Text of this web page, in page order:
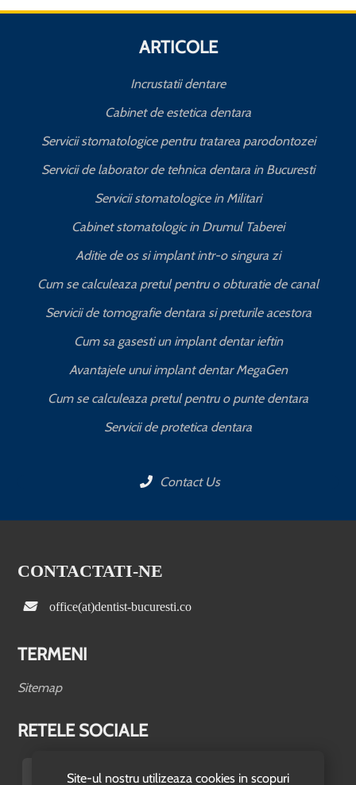
Site-ul nostru utilizeaza cookies in scopuri
ARTICOLE
Incrustatii dentare
Cabinet de estetica dentara
Servicii stomatologice pentru tratarea parodontozei
Servicii de laborator de tehnica dentara in Bucuresti
Servicii stomatologice in Militari
Cabinet stomatologic in Drumul Taberei
Aditie de os si implant intr-o singura zi
Cum se calculeaza pretul pentru o obturatie de canal
Servicii de tomografie dentara si preturile acestora
Cum sa gasesti un implant dentar ieftin
Avantajele unui implant dentar MegaGen
Cum se calculeaza pretul pentru o punte dentara
Servicii de protetica dentara
Contact Us
CONTACTATI-NE
office(at)dentist-bucuresti.co
TERMENI
Sitemap
RETELE SOCIALE